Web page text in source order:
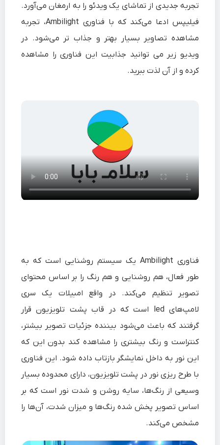
تجربه جدیدی از تماشای یک ویدئو را به ارمغان می‌آورد.
فیلیپس ادعا می‌کند که با فناوری Ambilight، تجربه
مشاهده تصاویر بسیار بهتر و جذاب تر می‌شود. در
ویدیو زیر می توانید جذابیت این فناوری را مشاهده
کرده و از آن لذت ببرید.
فناوری Ambilight یک سیستم روشنایی است که به
طور فعال، هم روشنایی و هم رنگ را بر اساس محتوای
تصویر تنظیم می‌کند. در واقع امبیلات یک سری
لامپ‌های led است که در قاب پشت تلویزیون قرار
گرفتند که باعث می‌شود بیننده جزئیات تصویر بیشتر،
کنتراست و رنگ بیشتری را مشاهده کند بدون این که
این نور به داخل نمایشگر بازتاب داده شود. این فناوری
با طرح ریزی نور در پشت تلویزیون، دارای محدوده بسیار
وسیعی از رنگ‌ها، سایه روشن و شدت نور است که بر
اساس تصویر پخش شده رنگ‌ها و میزان شدت، آن‎‌ها را
مشخص می‌کند.